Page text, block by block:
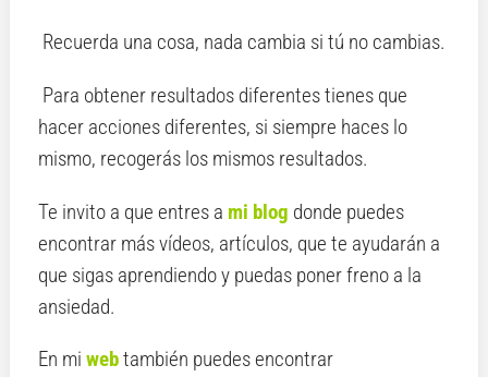
Recuerda una cosa, nada cambia si tú no cambias.
Para obtener resultados diferentes tienes que
hacer acciones diferentes, si siempre haces lo
mismo, recogerás los mismos resultados.
Te invito a que entres a mi blog donde puedes
encontrar más vídeos, artículos, que te ayudarán a
que sigas aprendiendo y puedas poner freno a la
ansiedad.
En mi webtambién puedes encontrar